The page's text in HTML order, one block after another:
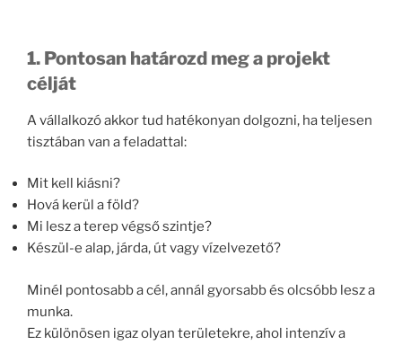
1. Pontosan határozd meg a projekt
célját
A vállalkozó akkor tud hatékonyan dolgozni, ha teljesen
tisztában van a feladattal:
Mit kell kiásni?
Hová kerül a föld?
Mi lesz a terep végső szintje?
Készül-e alap, járda, út vagy vízelvezető?
Minél pontosabb a cél, annál gyorsabb és olcsóbb lesz a
munka.
Ez különösen igaz olyan területekre, ahol intenzív a